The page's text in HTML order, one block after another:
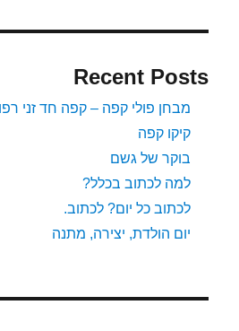
Recent Posts
מבחן פולי קפה – קפה חד זני
קיקו קפה
בוקר של גשם
למה לכתוב בכלל?
לכתוב כל יום? לכתוב.
יום הולדת, יצירה, מתנה